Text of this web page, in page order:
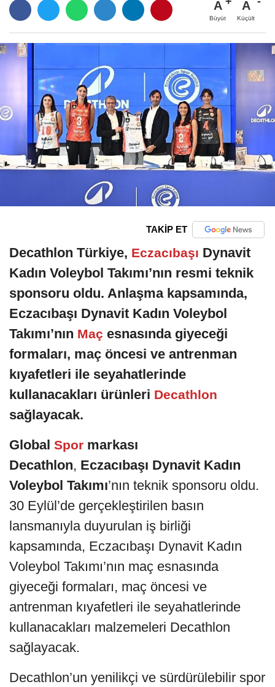
A
Büyüt
A
Küçült
TAKİP ET
Decathlon Türkiye, Eczacıbaşı Dynavit
Kadın Voleybol Takımı’nın resmi teknik
sponsoru oldu. Anlaşma kapsamında,
Eczacıbaşı Dynavit Kadın Voleybol
Takımı’nın Maç esnasında giyeceği
formaları, maç öncesi ve antrenman
kıyafetleri ile seyahatlerinde
kullanacakları ürünleri Decathlon
sağlayacak.
Global Spor markası
Decathlon, Eczacıbaşı Dynavit Kadın
Voleybol Takımı’nın teknik sponsoru oldu.
30 Eylül’de gerçekleştirilen basın
lansmanıyla duyurulan iş birliği
kapsamında, Eczacıbaşı Dynavit Kadın
Voleybol Takımı’nın maç esnasında
giyeceği formaları, maç öncesi ve
antrenman kıyafetleri ile seyahatlerinde
kullanacakları malzemeleri Decathlon
sağlayacak.
Decathlon’un yenilikçi ve sürdürülebilir spor